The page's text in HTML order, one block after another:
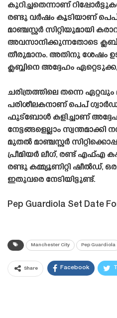
കുറിച്ചതെന്നാണ്
രണ്ടു വർഷം കൂടിയാണ് പെപ്
മാഞ്ചസ്റ്റർ സിറ്റിയുമായി
അവസാനിക്കുന്നതോടെ ക്ലബ്
തീരുമാനം. അതിനു ശേഷം
ക്ലബ്ബിനെ അദ്ദേഹം
ചരിത്രത്തിലെ തന്നെ
പരിശീലകനാണ് പെപ്
ഫുട്ബോൾ കളിച്ചാണ്
നേട്ടങ്ങളെല്ലാം സ്വന്തമാക്കി
മുതൽ മാഞ്ചസ്റ്റർ
പ്രീമിയർ ലീഗ്, രണ്ട് എഫ്എ
രണ്ടു കമ്മ്യൂണിറ്റി ഷീൽഡ്,
ഇതുവരെ നേടിയിട്ടുണ്ട്.
Pep Guardiola Set Date
Manchester City Pep Guardiola
Share Facebook